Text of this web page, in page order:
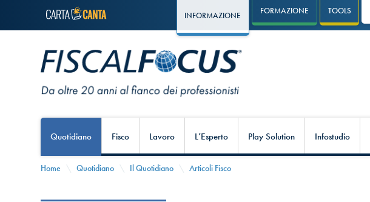
INFORMAZIONE FORMAZIONE TOOLS
Quotidiano Fisco Lavoro L’Esperto Play Solution Infostudio
Home Quotidiano Il Quotidiano Articoli Fisco